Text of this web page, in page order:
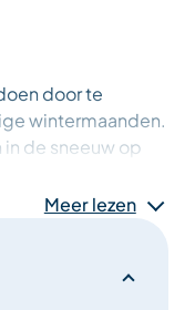
door te
wintermaanden.
de sneeuw op
van Saulire: de
met een
Meer lezen